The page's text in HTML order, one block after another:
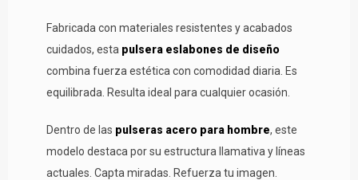
Fabricada con materiales resistentes y acabados
cuidados, esta pulsera eslabones de diseño
combina fuerza estética con comodidad diaria. Es
equilibrada. Resulta ideal para cualquier ocasión.
Dentro de las pulseras acero para hombre, este
modelo destaca por su estructura llamativa y líneas
actuales. Capta miradas. Refuerza tu imagen.